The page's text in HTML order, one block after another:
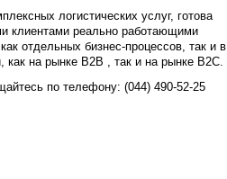
логистических услуг, готова
клиентами реально работающими
отдельных бизнес-процессов, так и в
на рынке B2B , так и на рынке B2C.
по телефону: (044) 490-52-25